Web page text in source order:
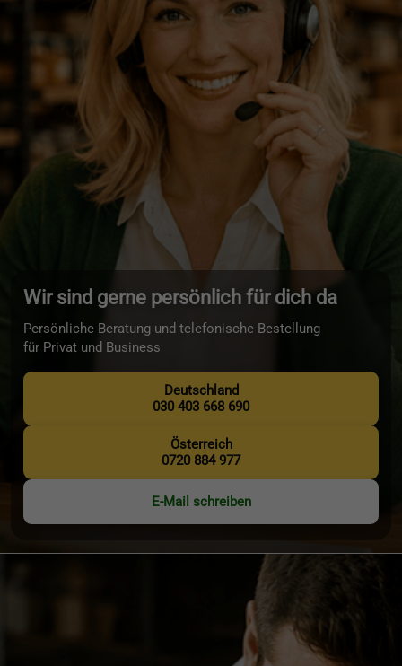
Wir sind gerne persönlich für dich da
Persönliche Beratung und telefonische Bestellung
für Privat und Business
Deutschland
030 403 668 690
Österreich
0720 884 977
E-Mail schreiben